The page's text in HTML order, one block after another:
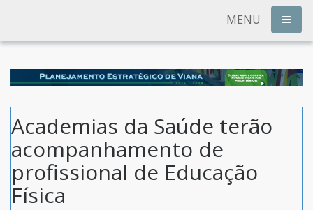
VIANA
ES
MENU
Academias da Saúde terão
acompanhamento de
profissional de Educação
Física